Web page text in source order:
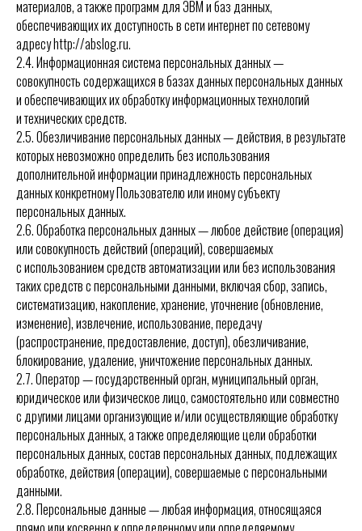
материалов, а также программ для ЭВМ и баз данных,
обеспечивающих их доступность в сети интернет по сетевому
адресу http://abslog.ru.
2.4. Информационная система персональных данных —
совокупность содержащихся в базах данных персональных данных
и обеспечивающих их обработку информационных технологий
и технических средств.
2.5. Обезличивание персональных данных — действия, в результате
которых невозможно определить без использования
дополнительной информации принадлежность персональных
данных конкретному Пользователю или иному субъекту
персональных данных.
2.6. Обработка персональных данных — любое действие (операция)
или совокупность действий (операций), совершаемых
с использованием средств автоматизации или без использования
таких средств с персональными данными, включая сбор, запись,
систематизацию, накопление, хранение, уточнение (обновление,
изменение), извлечение, использование, передачу
(распространение, предоставление, доступ), обезличивание,
блокирование, удаление, уничтожение персональных данных.
2.7. Оператор — государственный орган, муниципальный орган,
юридическое или физическое лицо, самостоятельно или совместно
с другими лицами организующие и/или осуществляющие обработку
персональных данных, а также определяющие цели обработки
персональных данных, состав персональных данных, подлежащих
обработке, действия (операции), совершаемые с персональными
данными.
2.8. Персональные данные — любая информация, относящаяся